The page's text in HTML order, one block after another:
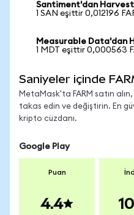
Santiment'dan
1 SAN eşittir 0,012196
Measurable Data'dan
1 MDT eşittir 0,000563
Saniyeler içinde
MetaMask'ta FARM satın alın,
takas edin ve değiştirin. En
kripto cüzdanı.
Google Play
Puan
4.4